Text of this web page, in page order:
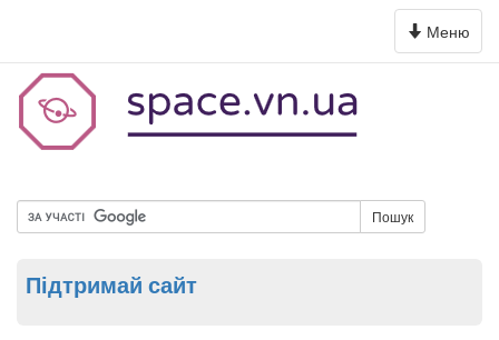
Toggle
navigation
Меню
Пошук
Підтримай сайт